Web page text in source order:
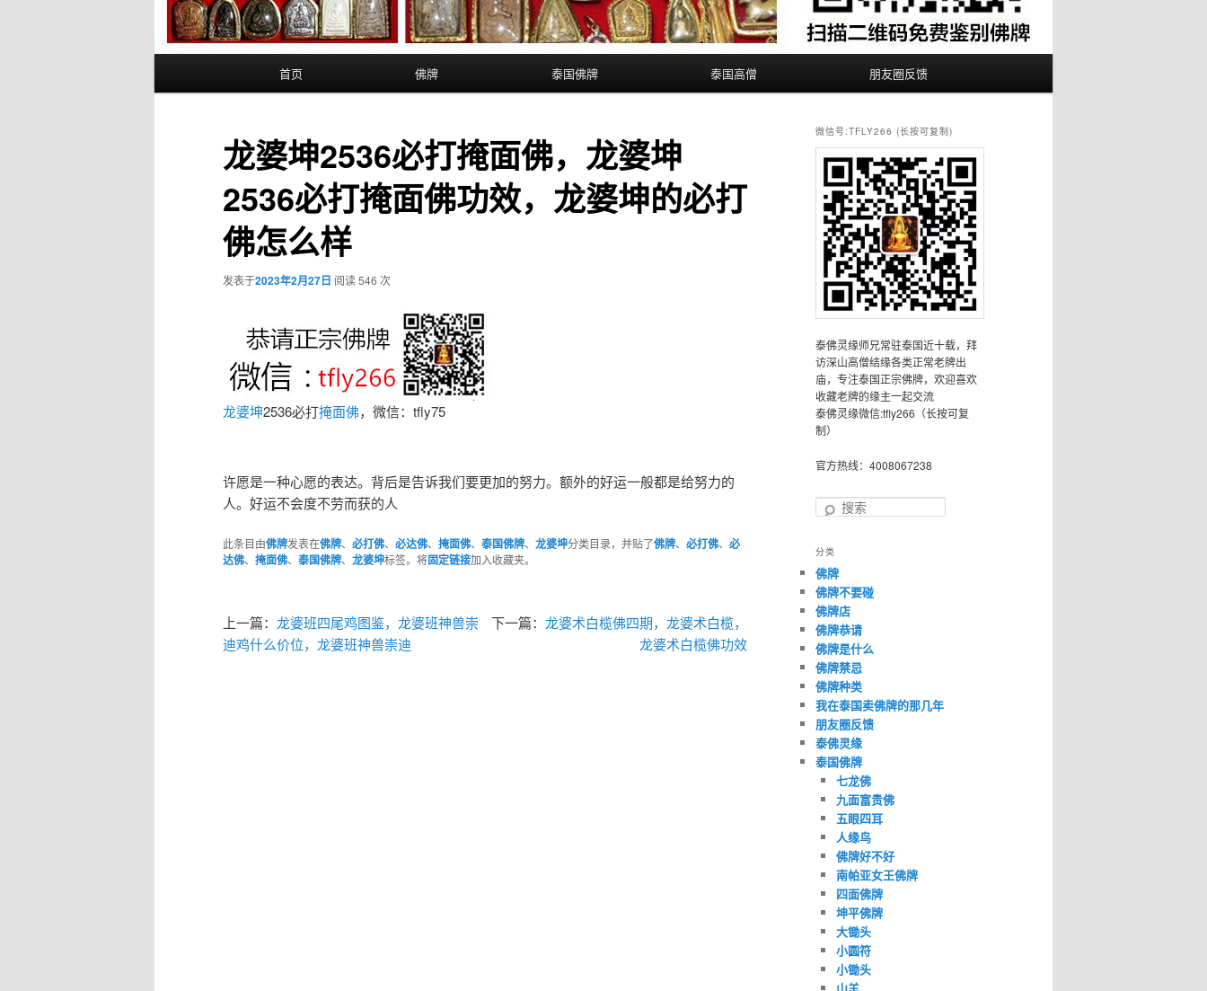
首页 佛牌 泰国佛牌 泰国高僧 朋友圈反馈
龙婆坤2536必打掩面佛，龙婆坤
2536必打掩面佛功效，龙婆坤的必打
佛怎么样
发表于2023年2月27日 阅读 546 次
龙婆坤2536必打掩面佛，微信：tfly75
许愿是一种心愿的表达。背后是告诉我们要更加的努力。额外的好运一般都是给努力的
人。好运不会度不劳而获的人
此条目由佛牌发表在佛牌、 必打佛、 必达佛、 掩面佛、 泰国佛牌、 龙婆坤分类目录，并贴了佛牌、 必打佛、 必
达佛、 掩面佛、 泰国佛牌、 龙婆坤标签。将固定链接加入收藏夹。
上一篇： 龙婆班四尾鸡图鉴，龙婆班神兽崇
迪鸡什么价位，龙婆班神兽崇迪
下一篇： 龙婆术白榄佛四期，龙婆术白榄，
龙婆术白榄佛功效
微信号:TFLY266 (长按可复制)
泰佛灵缘师兄常驻泰国近十载，拜
访深山高僧结缘各类正常老牌出
庙，专注泰国正宗佛牌，欢迎喜欢
收藏老牌的缘主一起交流
泰佛灵缘微信:tfly266（长按可复
制）
官方热线：4008067238
搜
分类
佛牌
佛牌不要碰
佛牌店
佛牌恭请
佛牌是什么
佛牌禁忌
佛牌种类
我在泰国卖佛牌的那几年
朋友圈反馈
泰佛灵缘
泰国佛牌
七龙佛
九面富贵佛
五眼四耳
人缘鸟
佛牌好不好
南帕亚女王佛牌
四面佛牌
坤平佛牌
大锄头
小圆符
小锄头